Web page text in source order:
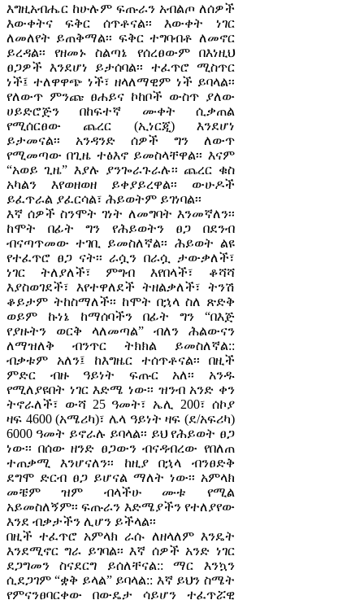
እግዚአብሔር ከሁሉም ፍጡራን አብልጦ ለሰዎች
እውቀትና ፍቅር ሰጥቶናል፡፡ እውቀት ነገር
ለመለየት ይጠቅማል፡፡ ፍቅር ተግባብቶ ለመኖር
ይረዳል፡፡ የዘመኑ ስልጣኔ የሰረፀውም በእነዚህ
ፀጋዎች እንደሆነ ይታሰባል፡፡ ተፈጥሮ ሚስጥር
ነች፤ ተለዋዋጭ ነች፣ ዘላለማዊም ነች ይባላል፡፡
የለውጥ ምንጩ ፀሐይና ኮከቦች ውስጥ ያለው
ሀይድሮጅን በከፍተኛ ሙቀት ሲቃጠል
የሚሰርፀው ጨረር (ኢነርጂ) እንደሆነ
ይታመናል፡፡ አንዳንድ ሰዎች ግን ለውጥ
የሚመጣው በጊዜ ተፅእኖ ይመስላቸዋል፡፡ እናም
“አወይ ጊዜ” እያሉ ያንጐራጉራሉ፡፡ ጨረር ቁስ
አካልን እየወዘወዘ ይቀያይረዋል፡፡ ውሁዶች
ይፈጥራል ያፈርሳል፣ ሕይወትም ይገነባል፡፡
እኛ ሰዎች ስንሞት ገነት ለመግባት እንመኛለን፡፡
ከሞት በፊት ግን የሕይወትን ፀጋ በደንብ
ብናጣጥመው ተገቢ ይመስለኛል፡፡ ሕይወት ልዩ
የተፈጥሮ ፀጋ ናት፡፡ ራሷን በራሷ ታውቃለች፣
ነገር ትለያለች፣ ምግብ እየበላች፣ ቆሻሻ
እያስወገደች፣ እየተዋለደች ትዘልቃለች፣ ትንሽ
ቆይታም ትከስማለች፡፡ ከሞት በኋላ ስለ ጽድቅ
ወይም ኩነኔ ከማሰባችን በፊት ግን “በእጅ
የያዙትን ወርቅ ላለመጣል” ብለን ሕልውናን
ለማዝለቅ ብንጥር ትክክል ይመስለኛል::
ብቃቱም አለን፤ ከእግዜር ተሰጥቶናል፡፡ በዚች
ምድር ብዙ ዓይነት ፍጡር አለ፡፡ አንዱ
የሚለያዩበት ነገር እድሜ ነው፡፡ ዝንብ አንድ ቀን
ትኖራለች፣ ውሻ 25 ዓመት፣ ኤሊ 200፣ ሰኮያ
ዛፍ 4600 (አሜሪካ)፣ ሌላ ዓይነት ዛፍ (ደ/አፍሪካ)
6000 ዓመት ይኖራሉ ይባላል፡፡ ይህ የሕይወት ፀጋ
ነው፡፡ በሰው ዘንድ ፀጋውን ብናዳብረው የበለጠ
ተጠቃሚ እንሆናለን፡፡ ከዚያ በኋላ ብንፀድቅ
ደግሞ ድርብ ፀጋ ይሆናል ማለት ነው፡፡ አምላክ
መቼም ዝም ብላችሁ ሙቱ የሚል
አይመስለኝም፡፡ ፍጡራን እድሜያችን የተለያየው
እንደ ብቃታችን ሊሆን ይችላል፡፡
በዚች ተፈጥሮ አምላክ ራሱ ለዘላለም እንዴት
እንደሚኖር ግራ ይገባል፡፡ እኛ ሰዎች አንድ ነገር
ደጋግመን ስናደርግ ይሰለቸናል:: ማር እንኳን
ሲደጋገም “ቋቅ ይላል” ይባላል:: እኛ ይህን ስሜት
የምናንፀባርቀው በውዴታ ሳይሆን ተፈጥሯዊ